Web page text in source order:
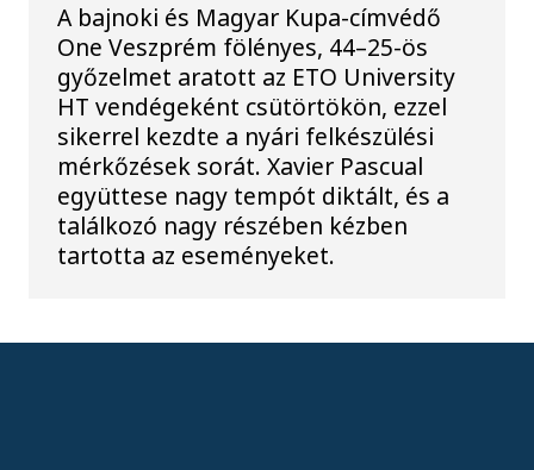
A bajnoki és Magyar Kupa-címvédő
One Veszprém fölényes, 44–25-ös
győzelmet aratott az ETO University
HT vendégeként csütörtökön, ezzel
sikerrel kezdte a nyári felkészülési
mérkőzések sorát. Xavier Pascual
együttese nagy tempót diktált, és a
találkozó nagy részében kézben
tartotta az eseményeket.